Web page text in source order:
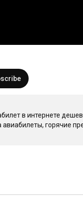
в интернете
горячие